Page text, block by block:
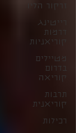
זרקור הליו
רייטינג
דרמות
קוריאניות
מטיילים
בדרום
קוריאה
תרבות
קוריאנית
רכילות